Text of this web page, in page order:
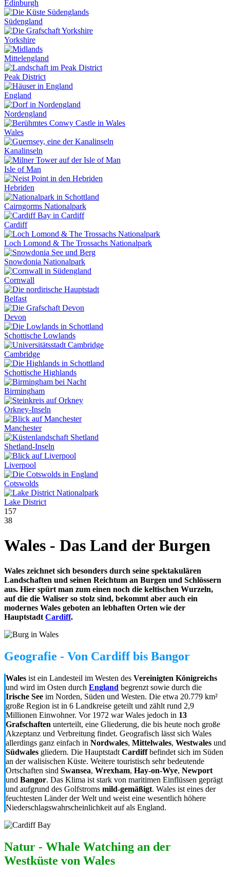
Edinburgh
Südengland
Yorkshire
Mittelengland
Peak District
England
Nordengland
Wales
Kanalinseln
Isle of Man
Hebriden
Cairngorms Nationalpark
Cardiff
Loch Lomond & The Trossachs Nationalpark
Snowdonia Nationalpark
Cornwall
Belfast
Devon
Schottische Lowlands
Cambridge
Schottische Highlands
Birmingham
Orkney-Inseln
Manchester
Shetland-Inseln
Liverpool
Cotswolds
Lake District
157
38
Wales - Das Land der Burgen
Wales zeichnet sich besonders durch seine spektakulären
Landschaften und seinen Reichtum an Burgen und Schlössern
aus. Hier spürt man zum einen noch die keltischen Wurzeln,
auf die die Waliser so stolz sind, bekommt aber auch ein
modernes Wales geboten an lebhaften Orten wie der
Hauptstadt Cardiff.
Geografie - Von Cardiff bis Bangor
Wales ist ein Landesteil im Westen des Vereinigten Königreichs
und wird im Osten durch England begrenzt sowie durch die
Irische See im Norden, Süden und Westen. Die etwa 20.779 km²
große Region ist in 6 Landkreise geteilt und zählt rund 2,9
Millionen Einwohner. Vor 1972 war Wales jedoch in 13
Grafschaften unterteilt, eine Gliederung, die bis heute noch große
Akzeptanz und Verbreitung findet. Geografisch lässt sich Wales
allerdings ganz einfach in Nordwales, Mittelwales, Westwales und
Südwales gliedern. Die Hauptstadt Cardiffbefindet sich im Süden
an der walisischen Küste. Weitere touristisch sehr bedeutende
Ortschaften sind Swansea, Wrexham, Hay-on-Wye, Newport
und Bangor. Das Klima ist stark von maritimen Einflüssen geprägt
und aufgrund des Golfstroms mild-gemäßigt. Wales ist eines der
feuchtesten Länder der Welt und weist eine wesentlich höhere
Niederschlagswahrscheinlichkeit auf als England.
Natur - Whale Watching an der
Westküste von Wales